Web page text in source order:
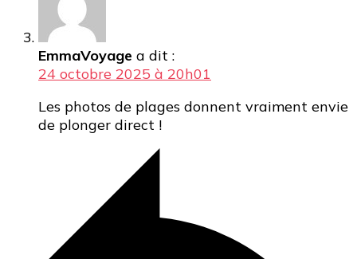
EmmaVoyage a dit :
24 octobre 2025 à 20h01
Les photos de plages donnent vraiment envie
de plonger direct !